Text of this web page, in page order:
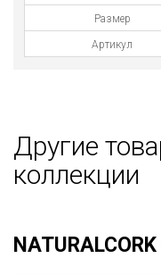
Размер
Артикул
Другие
коллекции